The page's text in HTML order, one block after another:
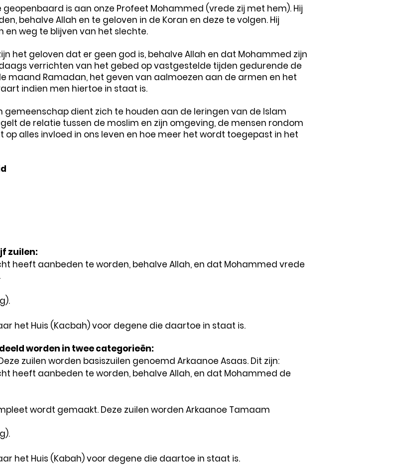
geopenbaard is aan onze Profeet Mohammed (vrede zij met hem). Hij
behalve Allah en te geloven in de Koran en deze te volgen. Hij
weg te blijven van het slechte.
het geloven dat er geen god is, behalve Allah en dat Mohammed zijn
verrichten van het gebed op vastgestelde tijden gedurende de
maand Ramadan, het geven van aalmoezen aan de armen en het
indien men hiertoe in staat is.
gemeenschap dient zich te houden aan de leringen van de Islam
de relatie tussen de moslim en zijn omgeving, de mensen rondom
op alles invloed in ons leven en hoe meer het wordt toegepast in het
zuilen:
heeft aanbeden te worden, behalve Allah, en dat Mohammed vrede
het Huis (Kacbah) voor degene die daartoe in staat is.
worden in twee categorieën:
zuilen worden basiszuilen genoemd Arkaanoe Asaas. Dit zijn:
heeft aanbeden te worden, behalve Allah, en dat Mohammed de
wordt gemaakt. Deze zuilen worden Arkaanoe Tamaam
het Huis (Kabah) voor degene die daartoe in staat is.